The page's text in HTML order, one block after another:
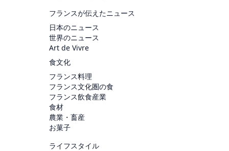
フランスが伝えたニュース
日本のニュース
世界のニュース
Art de Vivre
食文化
フランス料理
フランス文化圏の食
フランス飲食産業
食材
農業・畜産
お菓子
ライフスタイル